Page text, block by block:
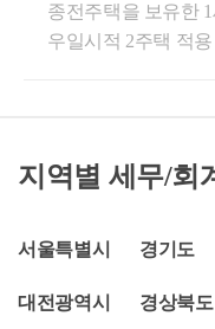
조정대상지역이 아
종전주택이 조정대
조정대상지역에 해
다.​​■ 입주권의 경우
규정은 주택을 보유
있나요?답 변세법상
등기접수일 중 빠른
합니다.그럼에도 불
일로부터 3년 이후
를 신고할 수도 있지
로부터 3년 이후라
종전주택을 보유한
우일시적 2주택 적
년이상 보유, 취득
포함)을 충족할 것서
을 취득하여 일시적
주택 비과세를 적용
지역별 세무/회
서울특별시 경기도
대전광역시 경상북도